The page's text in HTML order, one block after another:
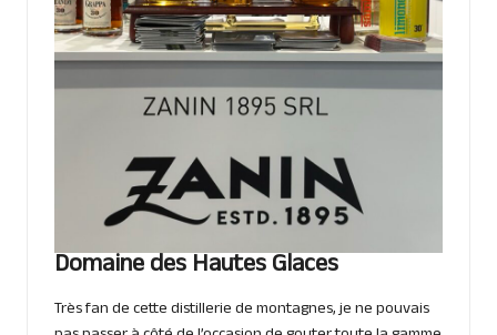
Domaine des Hautes Glaces
Très fan de cette distillerie de montagnes, je ne pouvais